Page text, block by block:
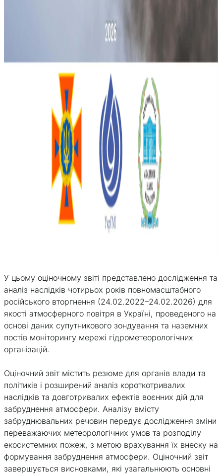
У цьому оціночному звіті представлено дослідження та
аналіз наслідків чотирьох років повномасштабного
російського вторгнення (24.02.2022–24.02.2026) для
якості атмосферного повітря в Україні, проведеного на
основі даних супутникового зондування та наземних
постів моніторингу мережі гідрометеорологічних
організацій.
Оціночний звіт містить резюме для органів влади та
політиків і розширений аналіз короткотривалих
наслідків та довготривалих ефектів воєнних дій для
забруднення атмосфери. Аналізу вмісту
забруднювальних речовин передує дослідження зміни
переважаючих метеорологічних умов та розподілу
екосистемних пожеж, з метою врахування їх внеску на
формування забруднення атмосфери. Оціночний звіт
завершується висновками, які узагальнюють основні